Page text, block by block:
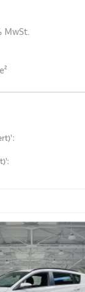
MwSt.
:
: